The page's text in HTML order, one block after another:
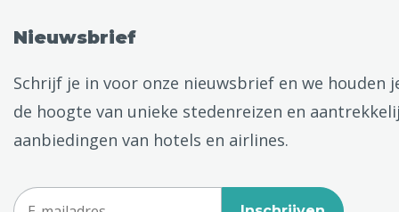
Nieuwsbrief
Schrijf je in voor onze nieuwsbrief en we houden
de hoogte van unieke stedenreizen en
aanbiedingen van hotels en airlines.